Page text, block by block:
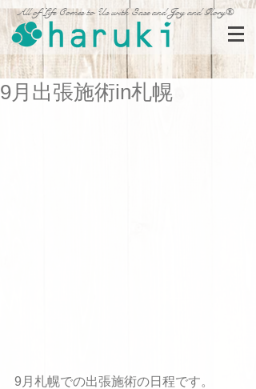
All of Life Comes to Us with Ease and Joy and Glory®
9月出張施術in札幌
9月札幌での出張施術の日程です。